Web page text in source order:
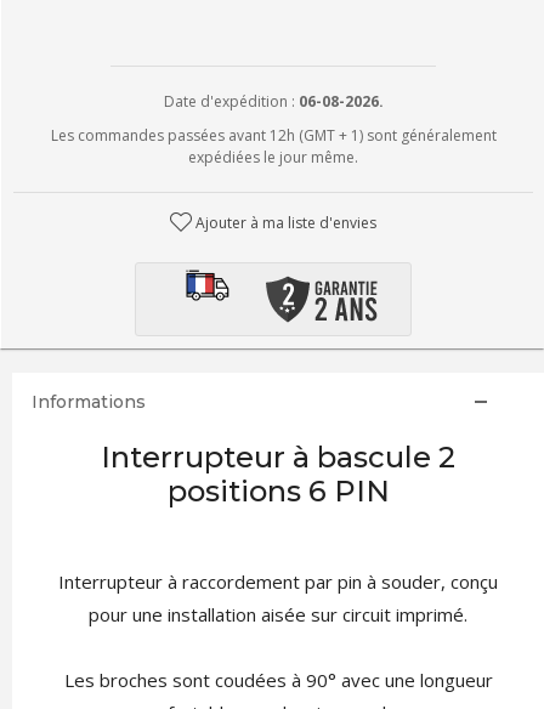
Date d'expédition : 06-08-2026.
Les commandes passées avant 12h (GMT + 1) sont généralement
expédiées le jour même.
Ajouter à ma liste d'envies
Informations
Interrupteur à bascule 2
positions 6 PIN
Interrupteur à raccordement par pin à souder, conçu
pour une installation aisée sur circuit imprimé.
Les broches sont coudées à 90° avec une longueur